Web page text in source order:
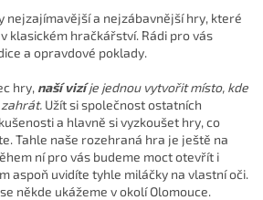
nejzajímavější a nejzábavnější hry, které
klasickém hračkářství. Rádi pro vás
a opravdové poklady.
hry, naší vizíje jednou vytvořit místo, kde
Užít si společnost ostatních
a hlavně si vyzkoušet hry, co
Tahle naše rozehraná hra je ještě na
ní pro vás budeme moct otevřít i
aspoň uvidíte tyhle miláčky na vlastní oči.
někde ukážeme v okolí Olomouce.